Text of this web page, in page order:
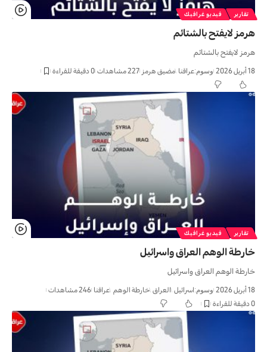
تقارير فيديو غرافيك
هرمز لايفتح بالشتائم
هرمز لايفتح بالشتائم
18 أبريل 2026 وسوم:عراقنا مضیق هرمز 227 مشاهدات 0 دقيقة للقراءة
تقارير فيديو غرافيك
خارطة الوهم العراق واسرائيل
خارطة الوهم العراق واسرائيل
18 أبريل 2026 وسوم:اسرائیل العراق خارطة الوهم عراقنا 246 مشاهدات
0 دقيقة للقراءة